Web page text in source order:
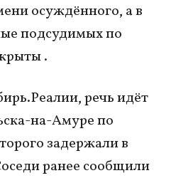
осуждённого, а в
подсудимых по
.
речь идёт
на-Амуре по
задержали в
ранее сообщили